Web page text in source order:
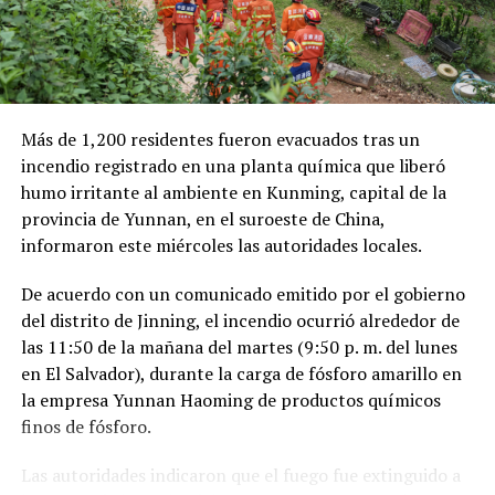
Como antecedente, recordaron que una toma
clandestina en un ducto de Pemex provocó una
explosión en 2019, en el estado de Hidalgo, dejando un
saldo de 137 personas fallecidas.
Comparte esto:
Facebook X
Más de 1,200 residentes fueron evacuados tras un
incendio registrado en una planta química que liberó
humo irritante al ambiente en Kunming, capital de la
provincia de Yunnan, en el suroeste de China,
informaron este miércoles las autoridades locales.
De acuerdo con un comunicado emitido por el gobierno
del distrito de Jinning, el incendio ocurrió alrededor de
las 11:50 de la mañana del martes (9:50 p. m. del lunes
en El Salvador), durante la carga de fósforo amarillo en
la empresa Yunnan Haoming de productos químicos
finos de fósforo.
Las autoridades indicaron que el fuego fue extinguido a